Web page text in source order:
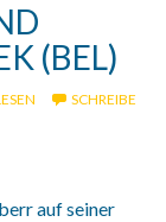
(BEL)
SCHREIBE
auf seiner